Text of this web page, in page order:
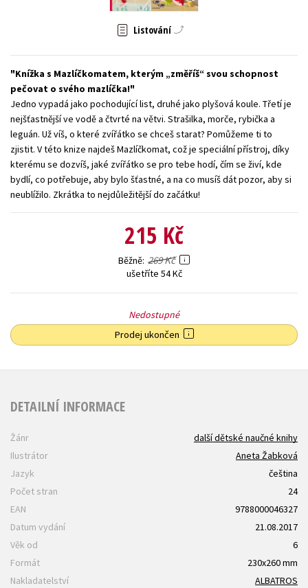
Listování
Knížka s Mazlíčkomatem, kterým „změříš“ svou schopnost
pečovat o svého mazlíčka!
Jedno vypadá jako pochodující list, druhé jako plyšová koule. Třetí je
nejšťastnější ve vodě a čtvrté na větvi. Strašilka, morče, rybička a
leguán. Už víš, o které zvířátko se chceš starat? Pomůžeme ti to
zjistit. V této knize najdeš Mazlíčkomat, což je speciální přístroj, díky
kterému se dozvíš, jaké zvířátko se pro tebe hodí, čím se živí, kde
bydlí, co potřebuje, aby bylo šťastné, a na co musíš dát pozor, aby si
neublížilo. Zkrátka to nejdůležitější do začátku!
215 Kč
Běžně 269 Kč
ušetříte 54 Kč
Nedostupné
Prodej ukončen
DETAILNÍ INFORMACE
Žánr
další dětské naučné knihy
Ilustrátor
Aneta Žabková
Jazyk
čeština
Počet stran
24
EAN
9788000046327
Datum vydání
21.08.2017
Věk od
6
Formát
230x260 mm
Nakladatelství
ALBATROS